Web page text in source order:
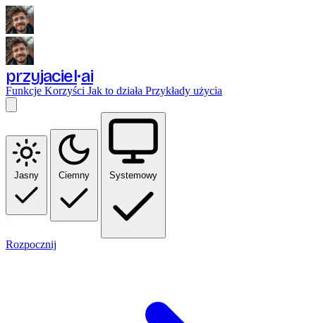
przyjaciel ai
Funkcje Korzyści Jak to działa Przykłady użycia
Jasny Ciemny Systemowy
Rozpocznij